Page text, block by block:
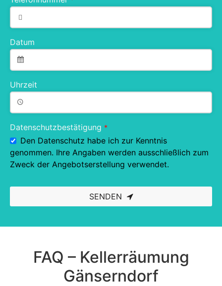
Datum
Uhrzeit
Datenschutzbestätigung *
Den Datenschutz habe ich zur Kenntnis
genommen. Ihre Angaben werden ausschließlich zum
Zweck der Angebotserstellung verwendet.
SENDEN
should
FAQ – Kellerräumung
Gänserndorf